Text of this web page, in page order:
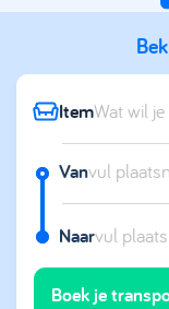
Item
Van
Naar
Boek je